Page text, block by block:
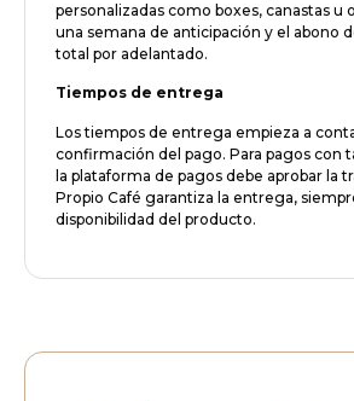
personalizadas como boxes, canastas u
una semana de anticipación y el abono
total por adelantado.
Tiempos de entrega
Los tiempos de entrega empieza a
confirmación del pago. Para pagos con
la plataforma de pagos debe aprobar la
Propio Café garantiza la entrega,
disponibilidad del producto.